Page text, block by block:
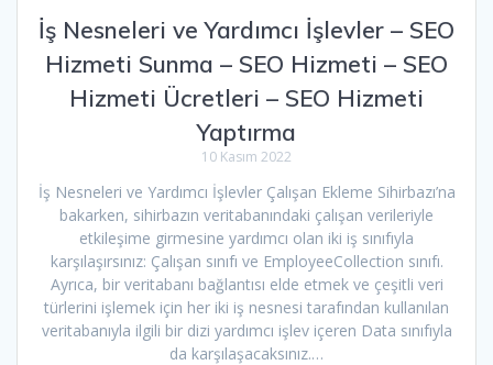
İş Nesneleri ve Yardımcı İşlevler – SEO
Hizmeti Sunma – SEO Hizmeti – SEO
Hizmeti Ücretleri – SEO Hizmeti
Yaptırma
10 Kasım 2022
İş Nesneleri ve Yardımcı İşlevler Çalışan Ekleme Sihirbazı’na
bakarken, sihirbazın veritabanındaki çalışan verileriyle
etkileşime girmesine yardımcı olan iki iş sınıfıyla
karşılaşırsınız: Çalışan sınıfı ve EmployeeCollection sınıfı.
Ayrıca, bir veritabanı bağlantısı elde etmek ve çeşitli veri
türlerini işlemek için her iki iş nesnesi tarafından kullanılan
veritabanıyla ilgili bir dizi yardımcı işlev içeren Data sınıfıyla
da karşılaşacaksınız.…